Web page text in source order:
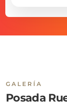
GALERÍA
Posada